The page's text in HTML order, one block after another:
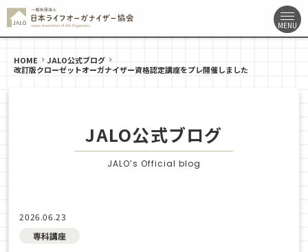
HOME
JALO公式ブログ
改訂版クローゼットオーガナイザー資格認定講座をプレ開催しました
JALO公式ブログ
JALO’s Official blog
2026.06.23
専科講座